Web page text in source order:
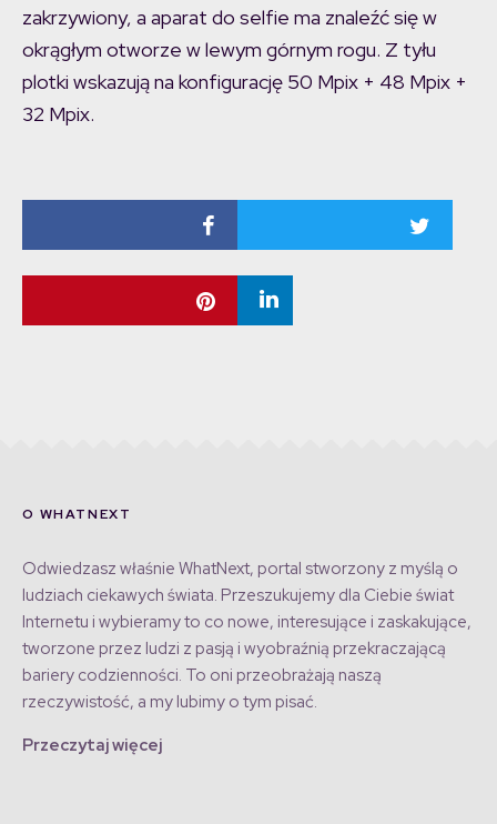
zakrzywiony, a aparat do selfie ma znaleźć się w
okrągłym otworze w lewym górnym rogu. Z tyłu
plotki wskazują na konfigurację 50 Mpix + 48 Mpix +
32 Mpix.
O WHATNEXT
Odwiedzasz właśnie WhatNext, portal stworzony z myślą o
ludziach ciekawych świata. Przeszukujemy dla Ciebie świat
Internetu i wybieramy to co nowe, interesujące i zaskakujące,
tworzone przez ludzi z pasją i wyobraźnią przekraczającą
bariery codzienności. To oni przeobrażają naszą
rzeczywistość, a my lubimy o tym pisać.
Przeczytaj więcej